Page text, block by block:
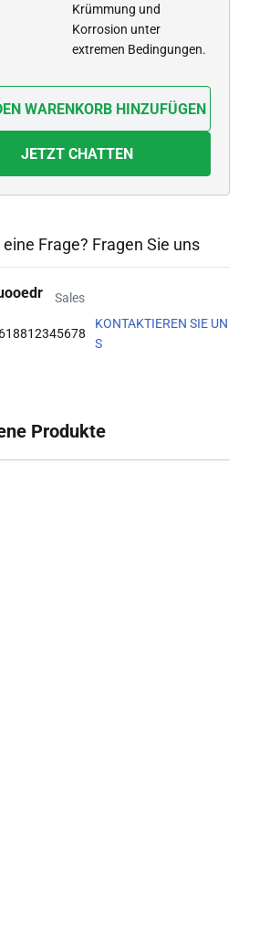
Krümmung und
Korrosion unter
extremen Bedingungen.
WARENKORB HINZUFÜGEN
JETZT CHATTEN
Frage? Fragen Sie uns
Sales
KONTAKTIEREN SIE UN
S
Produkte‌